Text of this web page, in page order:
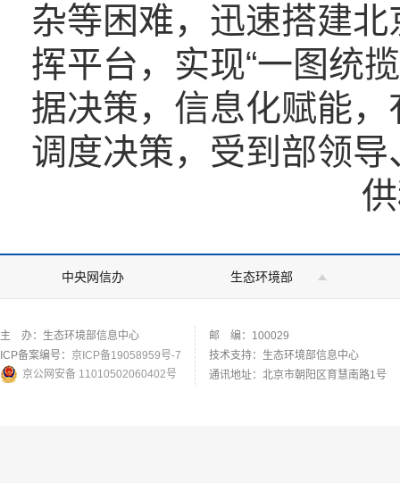
杂等困难，迅速搭建
挥平台，实现“一图统
据决策，信息化赋能
调度决策，受到部领
中央网信办 生态环境部
主 办：生态环境部信息中心
ICP备案编号： 京ICP备19058959号-7
京公网安备 11010502060402号
邮 编：100029
技术支持：生态环境部信息中心
通讯地址：北京市朝阳区育慧南路1号